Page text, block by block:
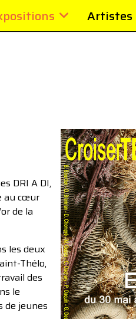
Artistes
DRI A DI,
au cœur
de la
les deux
Thélo,
des
le
de jeunes